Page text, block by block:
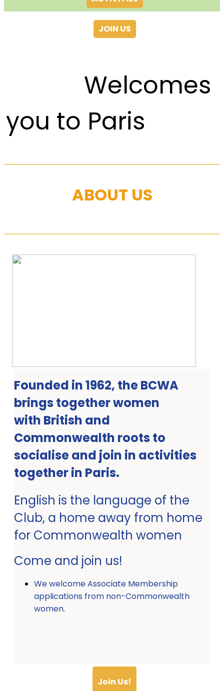
JOIN US
Welcomes
you to Paris
ABOUT US
Founded in 1962, the BCWA
brings together women
with British and
Commonwealth roots to
socialise and join in activities
together in Paris.
English is the language of the
Club, a home away from home
for Commonwealth women
Come and join us!
We welcome Associate Membership
applications from non-Commonwealth
women.
Join Us!